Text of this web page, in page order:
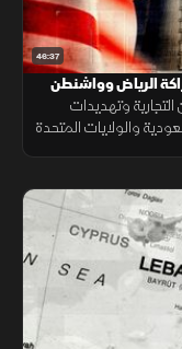
46:37
الرياض وواشنطن
وتهديدات
والولايات المتحدة